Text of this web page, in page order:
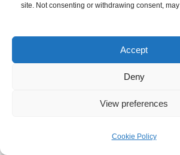
site. Not consenting or withdrawing consent,
Accept
Deny
View preferences
Cookie Policy
ברורה, ומאוד פשוטה, ומאוד
ובכל זאת, אני אשאיר את זה
(שלושה פוסטים, נשבע לכם
באותו עניין – כמו שאולי כבר